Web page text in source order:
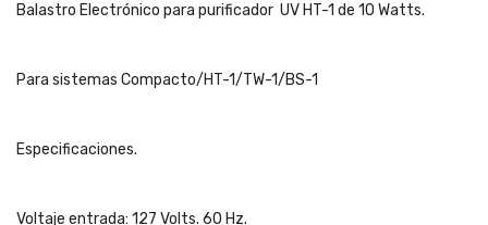
Balastro Electrónico para purificador UV HT-1 de 10 Watts.
Para sistemas Compacto/HT-1/TW-1/BS-1
Especificaciones.
Voltaje entrada: 127 Volts. 60 Hz.